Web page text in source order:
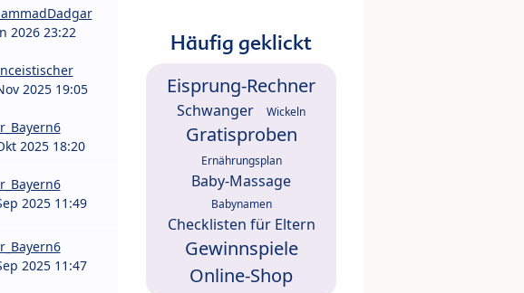
2026 23:22
2025 19:05
2025 18:20
2025 11:49
2025 11:47
Häufig geklickt
Eisprung-Rechner
Schwanger Wickeln
Gratisproben
Ernährungsplan
Baby-Massage
Babynamen
Checklisten für Eltern
Gewinnspiele
Online-Shop